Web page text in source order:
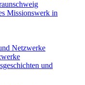
Missionswerk in
Netzwerke
und